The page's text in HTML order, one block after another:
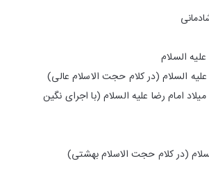
السلام
علیه السلام (در کلام حجت الاسلام عالی)
امام رضا علیه السلام (با اجرای نگین
(در کلام حجت الاسلام بهشتی)